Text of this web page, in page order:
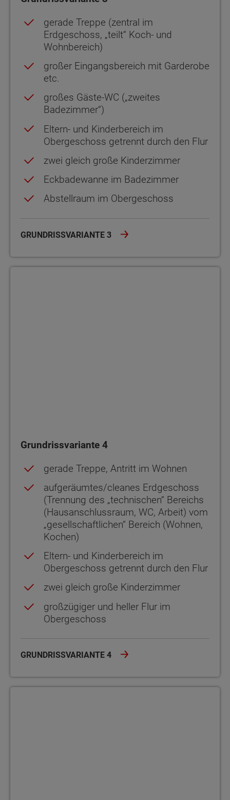
gerade Treppe (zentral im
Erdgeschoss, „teilt“ Koch- und
Wohnbereich)
großer Eingangsbereich mit Garderobe
etc.
großes Gäste-WC („zweites
Badezimmer“)
Eltern- und Kinderbereich im
Obergeschoss getrennt durch den Flur
zwei gleich große Kinderzimmer
Eckbadewanne im Badezimmer
Abstellraum im Obergeschoss
GRUNDRISSVARIANTE 3
Grundrissvariante 4
gerade Treppe, Antritt im Wohnen
aufgeräumtes/cleanes Erdgeschoss
(Trennung des „technischen“ Bereichs
(Hausanschlussraum, WC, Arbeit) vom
„gesellschaftlichen“ Bereich (Wohnen,
Kochen)
Eltern- und Kinderbereich im
Obergeschoss getrennt durch den Flur
zwei gleich große Kinderzimmer
großzügiger und heller Flur im
Obergeschoss
GRUNDRISSVARIANTE 4